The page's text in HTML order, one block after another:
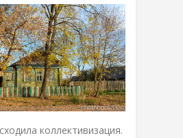
коллективизация.